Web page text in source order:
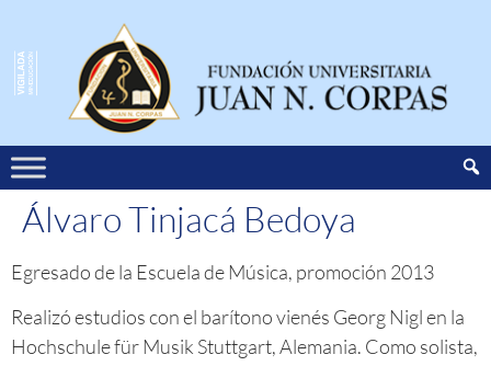
Álvaro Tinjacá Bedoya
Egresado de la Escuela de Música, promoción 2013
Realizó estudios con el barítono vienés Georg Nigl en la
Hochschule für Musik Stuttgart, Alemania. Como solista,